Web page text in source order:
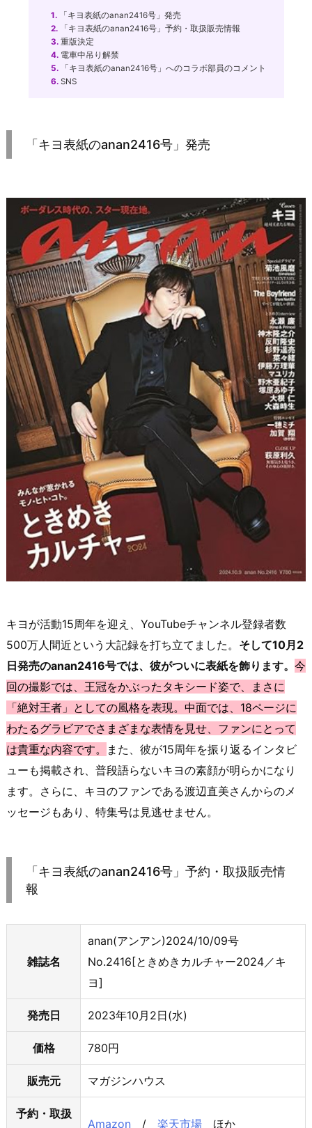
1.「キヨ表紙のanan2416号」発売
2.「キヨ表紙のanan2416号」予約・取扱販売情報
3.重版決定
4.電車中吊り解禁
5.「キヨ表紙のanan2416号」へのコラボ部員のコメント
6.SNS
「キヨ表紙のanan2416号」発売
キヨが活動15周年を迎え、YouTubeチャンネル登録者数
500万人間近という大記録を打ち立てました。 そして10月2
日発売のanan2416号では、彼がついに表紙を飾ります。 今
回の撮影では、王冠をかぶったタキシード姿で、まさに
「絶対王者」としての風格を表現。中面では、18ページに
わたるグラビアでさまざまな表情を見せ、ファンにとって
は貴重な内容です。
また、彼が15周年を振り返るインタビ
ューも掲載され、普段語らないキヨの素顔が明らかになり
ます。さらに、キヨのファンである渡辺直美さんからのメ
ッセージもあり、特集号は見逃せません。
「キヨ表紙のanan2416号」予約・取扱販売情
報
雑誌名
anan(アンアン)2024/10/09号
No.2416[ときめきカルチャー2024／キ
ヨ]
発売日 2023年10月2日(水)
価格 780円
販売元 マガジンハウス
予約・取扱
Amazon / 楽天市場 ほか